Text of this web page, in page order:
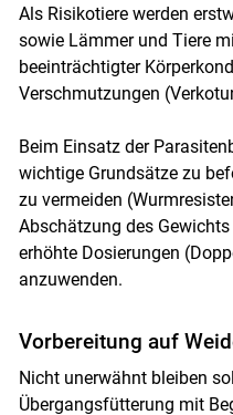
Als Risikotiere werden
sowie Lämmer und Tiere
beeinträchtigter
Verschmutzungen
Beim Einsatz der
wichtige Grundsätze zu
zu vermeiden
Abschätzung des
erhöhte Dosierungen
anzuwenden.
Vorbereitung auf
Nicht unerwähnt bleiben
Übergangsfütterung mit